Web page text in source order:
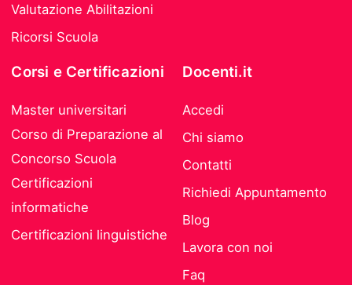
Valutazione Abilitazioni
Ricorsi Scuola
Corsi e Certificazioni
Master universitari
Corso di Preparazione al
Concorso Scuola
Certificazioni
informatiche
Certificazioni linguistiche
Docenti.it
Accedi
Chi siamo
Contatti
Richiedi Appuntamento
Blog
Lavora con noi
Faq